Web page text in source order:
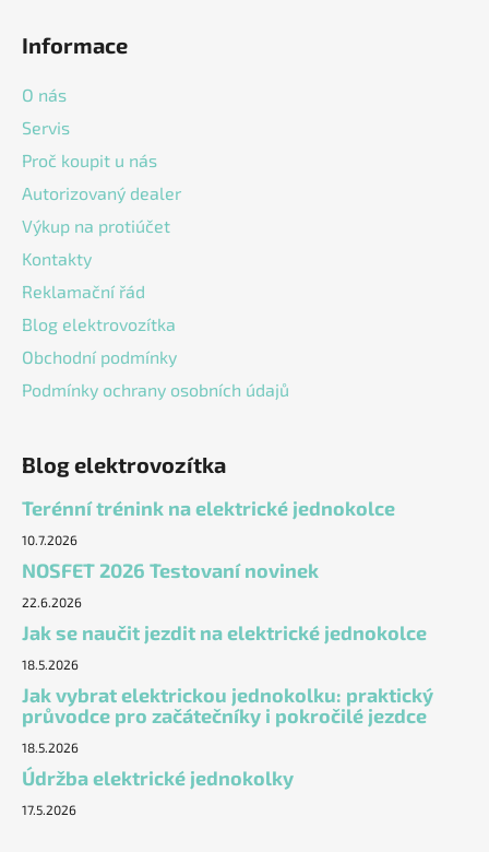
u
Informace
O nás
Servis
Proč koupit u nás
Autorizovaný dealer
Výkup na protiúčet
Kontakty
Reklamační řád
Blog elektrovozítka
Obchodní podmínky
Podmínky ochrany osobních údajů
Blog elektrovozítka
Terénní trénink na elektrické jednokolce
10.7.2026
NOSFET 2026 Testovaní novinek
22.6.2026
Jak se naučit jezdit na elektrické jednokolce
18.5.2026
Jak vybrat elektrickou jednokolku: praktický
průvodce pro začátečníky i pokročilé jezdce
18.5.2026
Údržba elektrické jednokolky
17.5.2026